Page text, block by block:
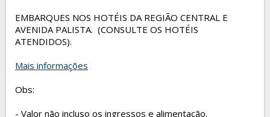
EMBARQUES NOS HOTÉIS DA REGIÃO CENTRAL E
AVENIDA PALISTA. (CONSULTE OS HOTÉIS
ATENDIDOS).
Mais informações
Obs:
- Valor não incluso os ingressos e alimentação.